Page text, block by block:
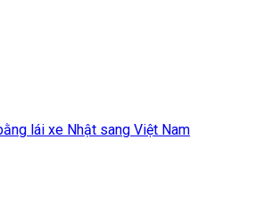
lái xe Nhật sang Việt Nam